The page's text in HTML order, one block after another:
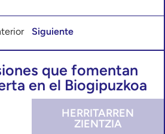
Siguiente
que fomentan
en el Biogipuzkoa
HERRITARREN
ZIENTZIA